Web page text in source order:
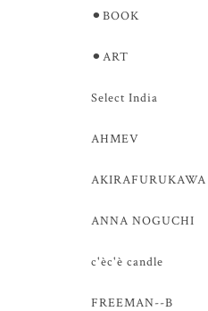
⚫︎BOOK
⚫︎ART
Select India
AHMEV
AKIRAFURUKAWA
ANNA NOGUCHI
c'èc'è candle
FREEMAN--B